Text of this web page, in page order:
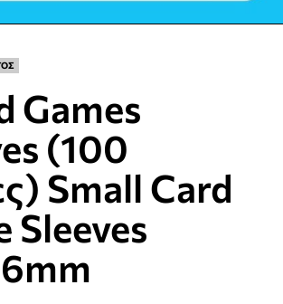
Games
(100
Small Card
Sleeves